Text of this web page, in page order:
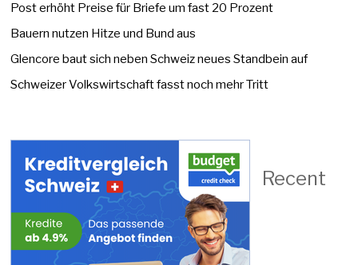
Post erhöht Preise für Briefe um fast 20 Prozent
Bauern nutzen Hitze und Bund aus
Glencore baut sich neben Schweiz neues Standbein auf
Schweizer Volkswirtschaft fasst noch mehr Tritt
Recent